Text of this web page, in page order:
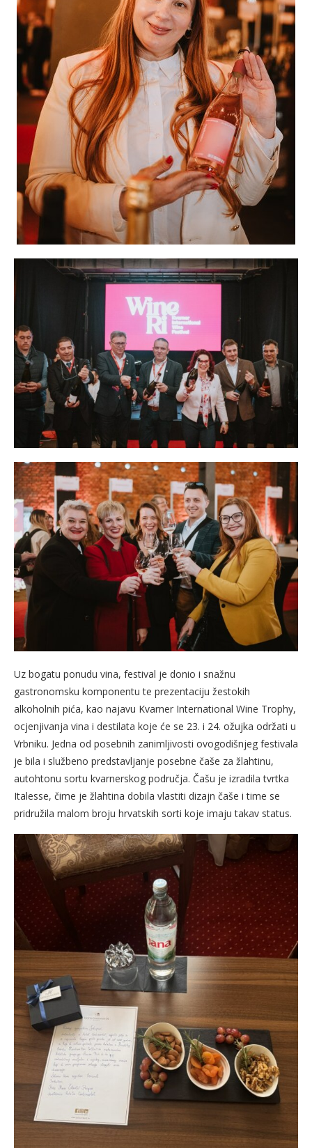
Uz bogatu ponudu vina, festival je donio i snažnu
gastronomsku komponentu te prezentaciju žestokih
alkoholnih pića, kao najavu Kvarner International Wine Trophy,
ocjenjivanja vina i destilata koje će se 23. i 24. ožujka održati u
Vrbniku. Jedna od posebnih zanimljivosti ovogodišnjeg festivala
je bila i službeno predstavljanje posebne čaše za žlahtinu,
autohtonu sortu kvarnerskog područja. Čašu je izradila tvrtka
Italesse, čime je žlahtina dobila vlastiti dizajn čaše i time se
pridružila malom broju hrvatskih sorti koje imaju takav status.